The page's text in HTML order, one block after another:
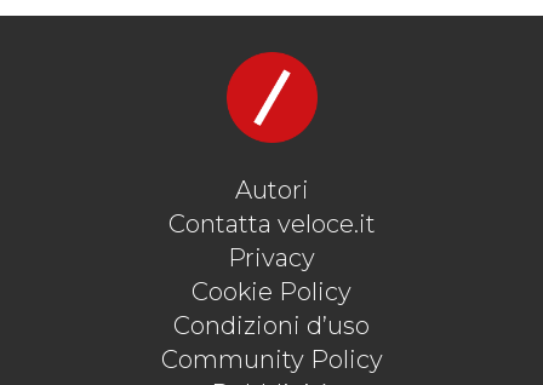
Autori
Contatta veloce.it
Privacy
Cookie Policy
Condizioni d’uso
Community Policy